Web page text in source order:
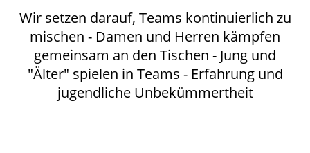
Wir setzen darauf, Teams kontinuierlich zu
mischen - Damen und Herren kämpfen
gemeinsam an den Tischen - Jung und
"Älter" spielen in Teams - Erfahrung und
jugendliche Unbekümmertheit